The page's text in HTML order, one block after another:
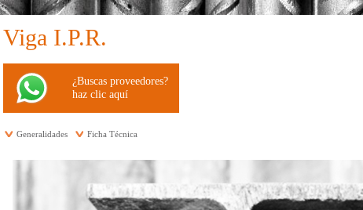
Viga I.P.R.
¿Buscas proveedores?
haz clic aquí
Generalidades Ficha Técnica